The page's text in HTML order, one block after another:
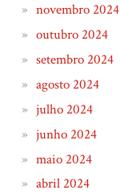
novembro 2024
outubro 2024
setembro 2024
agosto 2024
julho 2024
junho 2024
maio 2024
abril 2024